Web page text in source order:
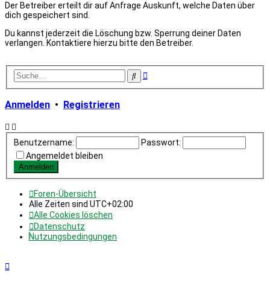
Der Betreiber erteilt dir auf Anfrage Auskunft, welche Daten über
dich gespeichert sind.
Du kannst jederzeit die Löschung bzw. Sperrung deiner Daten
verlangen. Kontaktiere hierzu bitte den Betreiber.
SucheErweiterte
Anmelden • Registrieren
Benutzername:
Passwort:
Angemeldet bleiben
Foren-Übersicht
Alle Zeiten sind UTC+02:00
Alle Cookies löschen
Datenschutz
Nutzungsbedingungen